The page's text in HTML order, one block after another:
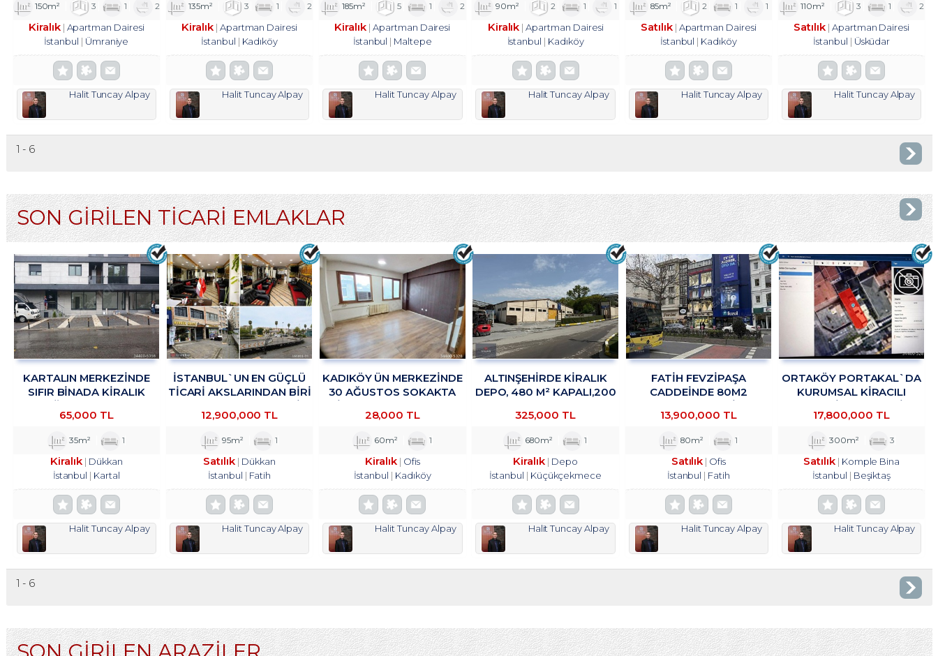
150m² 3 1 2
Kiralık Apartman Dairesi
İstanbul
Ümraniye
Halit Tuncay Alpay
135m² 3 1 2
Kiralık Apartman Dairesi
İstanbul
Kadıköy
Halit Tuncay Alpay
185m² 5 1 2
Kiralık Apartman Dairesi
İstanbul
Maltepe
Halit Tuncay Alpay
90m² 2 1 1
Kiralık Apartman Dairesi
İstanbul
Kadıköy
Halit Tuncay Alpay
85m² 2 1 1
Satılık Apartman Dairesi
İstanbul
Kadıköy
Halit Tuncay Alpay
110m² 3 1 2
Satılık Apartman Dairesi
İstanbul
Üsküdar
Halit Tuncay Alpay
1 - 6
SON GİRİLEN TİCARİ EMLAKLAR
KARTALIN MERKEZİNDE
SIFIR BİNADA KİRALIK
TROYKADAN.
65,000 TL
35m² 1
Kiralık
Dükkan
İstanbul
Kartal
Halit Tuncay Alpay
İSTANBUL`UN EN GÜÇLÜ
TICARI AKSLARINDAN BIRI
ÜZERINDE, HISTORIA AVM
KARŞISINDA
12,900,000 TL
95m² 1
Satılık
Dükkan
İstanbul
Fatih
Halit Tuncay Alpay
KADIKÖY ÜN MERKEZİNDE
30 AĞUSTOS SOKAKTA
UYGUN 1+1 KİRALIK
TROYKADAN
28,000 TL
60m² 1
Kiralık
Ofis
İstanbul
Kadıköy
Halit Tuncay Alpay
ALTINŞEHIRDE KIRALIK
DEPO, 480 M² KAPALI,200
325,000 TL
680m² 1
Kiralık
Depo
İstanbul
Küçükçekmece
Halit Tuncay Alpay
FATİH FEVZİPAŞA
CADDEİNDE 80M2
TROYKADAN
13,900,000 TL
80m² 1
Satılık
Ofis
İstanbul
Fatih
Halit Tuncay Alpay
ORTAKÖY PORTAKAL`DA
KURUMSAL KIRACILI
TROYKADAN
17,800,000 TL
300m² 3
Satılık
Komple Bina
İstanbul
Beşiktaş
Halit Tuncay Alpay
1 - 6